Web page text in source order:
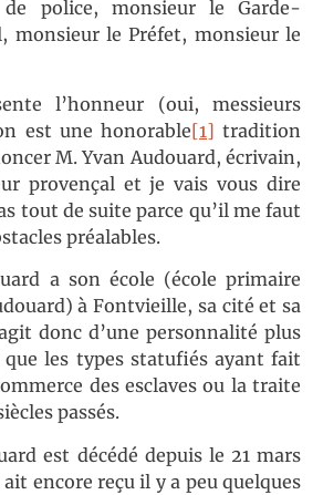
de police, monsieur le Garde-
monsieur le Préfet, monsieur le
l’honneur (oui, messieurs
est une honorable[1] tradition
M. Yvan Audouard, écrivain,
provençal et je vais vous dire
tout de suite parce qu’il me faut
préalables.
a son école (école primaire
à Fontvieille, sa cité et sa
donc d’une personnalité plus
les types statufiés ayant fait
des esclaves ou la traite
passés.
est décédé depuis le 21 mars
encore reçu il y a peu quelques